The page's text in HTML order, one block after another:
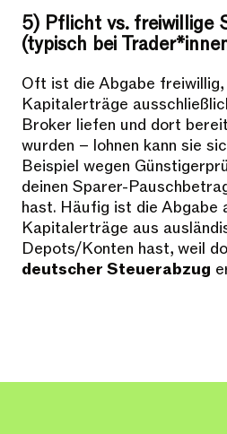
5) Pflicht vs. freiwillige
(typisch bei
Oft ist die Abgabe freiwillig,
Kapitalerträge
Broker liefen und dort
wurden – lohnen kann sie
Beispiel wegen
deinen Sparer-
hast. Häufig ist die Abgabe
Kapitalerträge aus
Depots/Konten hast, weil
deutscher Steuerabzug